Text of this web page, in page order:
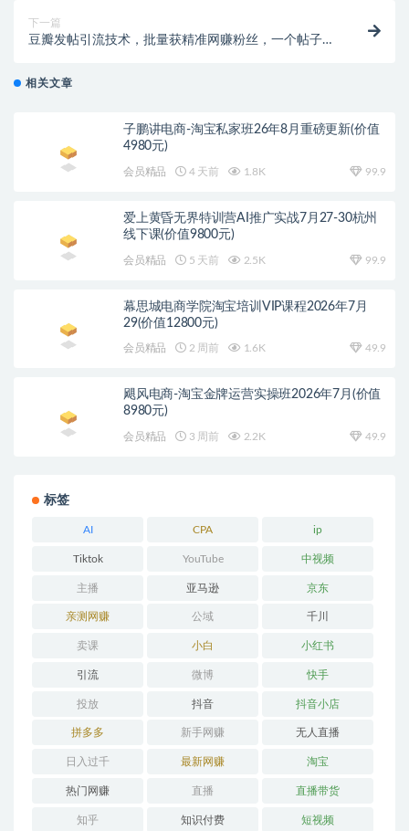
下一篇
豆瓣发帖引流技术，批量获精准网赚粉丝，一个帖子就
相关文章
子鹏讲电商-淘宝私家班26年8月重磅更新(价值
4980元)
会员精品 4 天前 1.8K 99.9
爱上黄昏无界特训营AI推广实战7月27-30杭州
线下课(价值9800元)
会员精品 5 天前 2.5K 99.9
幕思城电商学院淘宝培训VIP课程2026年7月
29(价值12800元)
会员精品 2 周前 1.6K 49.9
飓风电商-淘宝金牌运营实操班2026年7月(价值
8980元)
会员精品 3 周前 2.2K 49.9
标签
AI CPA ip
Tiktok YouTube 中视频
主播 亚马逊 京东
亲测网赚 公域 千川
卖课 小白 小红书
引流 微博 快手
投放 抖音 抖音小店
拼多多 新手网赚 无人直播
日入过千 最新网赚 淘宝
热门网赚 直播 直播带货
知乎 知识付费 短视频